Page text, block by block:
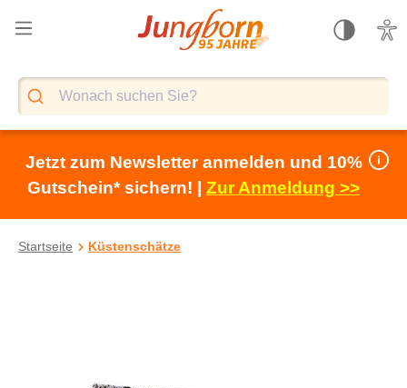
springen
Jetzt zum Newsletter anmelden und 10%
Gutschein* sichern! | Zur Anmeldung >>
Startseite Küstenschätze